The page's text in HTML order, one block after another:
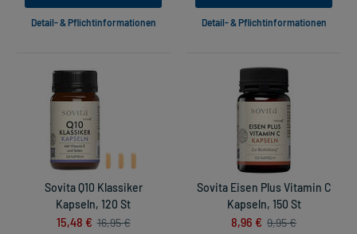
Detail- & Pflichtinformationen Detail- & Pflichtinformationen
Sovita Q10 Klassiker
Kapseln, 120 St
15,48 € 16,95 €
Sovita Eisen Plus Vitamin C
Kapseln, 150 St
8,96 € 9,95 €